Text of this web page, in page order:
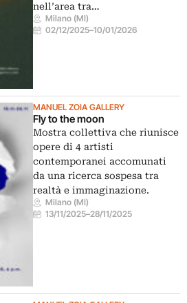
nell’area tra…
Milano (MI)
02/12/2025–10/01/2026
MANUEL ZOIA GALLERY
Fly to the moon
Mostra collettiva che riunisce
opere di 4 artisti
contemporanei accomunati
da una ricerca sospesa tra
realtà e immaginazione.
Milano (MI)
13/11/2025–28/11/2025